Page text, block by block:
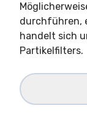
durchführen,
handelt sich
Partikelfilters.